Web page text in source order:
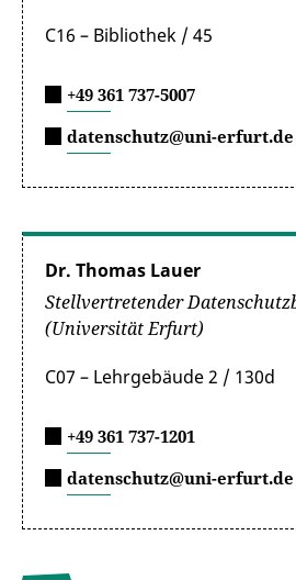
C16 – Bibliothek / 45
+49 361 737-5007
datenschutz@uni-erfurt.de
Dr. Thomas Lauer
Stellvertretender
(Universität Erfurt)
C07 – Lehrgebäude 2 / 130d
+49 361 737-1201
datenschutz@uni-erfurt.de